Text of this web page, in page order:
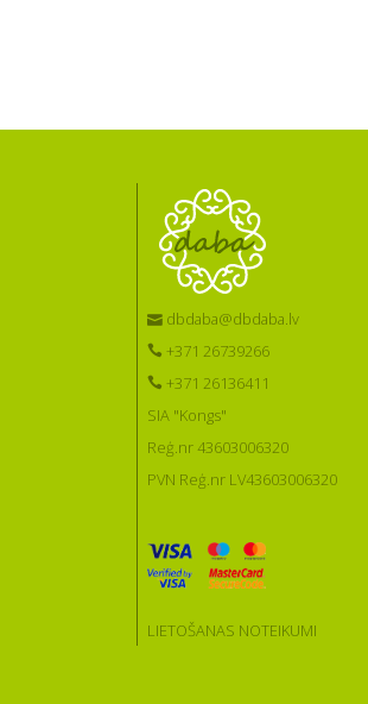
dbdaba@dbdaba.lv
+371 26739266
+371 26136411
SIA "Kongs"
Reģ.nr 43603006320
PVN Reģ.nr LV43603006320
LIETOŠANAS NOTEIKUMI